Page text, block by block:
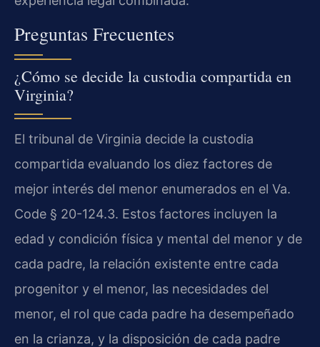
Preguntas Frecuentes
¿Cómo se decide la custodia compartida en
Virginia?
El tribunal de Virginia decide la custodia
compartida evaluando los diez factores de
mejor interés del menor enumerados en el Va.
Code § 20-124.3. Estos factores incluyen la
edad y condición física y mental del menor y de
cada padre, la relación existente entre cada
progenitor y el menor, las necesidades del
menor, el rol que cada padre ha desempeñado
en la crianza, y la disposición de cada padre